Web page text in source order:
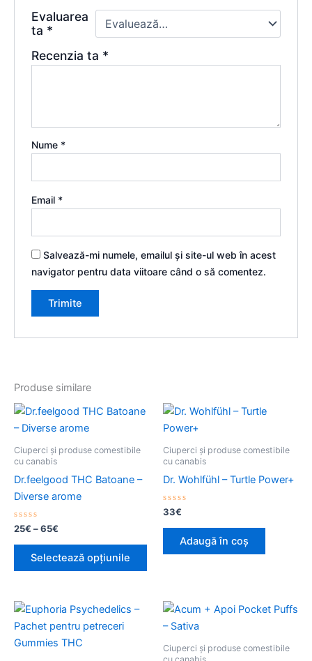
Evaluarea
ta *
Recenzia ta *
Nume *
Email *
Salvează-mi numele, emailul și site-ul web în acest
navigator pentru data viitoare când o să comentez.
Produse similare
Ciuperci și produse comestibile
cu canabis
Dr.feelgood THC Batoane –
Diverse arome
Evaluat
la
0
25€ –65€
Interval
de
prețuri:
până
65€
Selectează opțiunile
Acest
produs
multe
variații.
Opțiunile
fi
produsului.
Ciuperci și produse comestibile
cu canabis
Dr. Wohlfühl – Turtle Power+
Evaluat
la
0
33€
Adaugă în coș
Ciuperci și produse comestibile